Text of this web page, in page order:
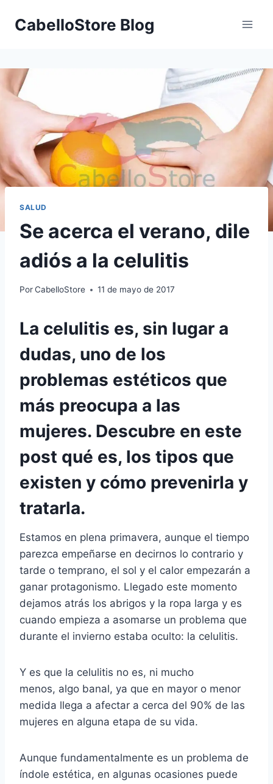
CabelloStore Blog
SALUD
Se acerca el verano, dile
adiós a la celulitis
PorCabelloStore 11 de mayo de 2017
La celulitis es, sin lugar a
dudas, uno de los
problemas estéticos que
más preocupa a las
mujeres. Descubre en este
post qué es, los tipos que
existen y cómo prevenirla y
tratarla.
Estamos en plena primavera, aunque el tiempo
parezca empeñarse en decirnos lo contrario y
tarde o temprano, el sol y el calor empezarán a
ganar protagonismo. Llegado este momento
dejamos atrás los abrigos y la ropa larga y es
cuando empieza a asomarse un problema que
durante el invierno estaba oculto: la celulitis.
Y es que la celulitis no es, ni mucho
menos, algo banal, ya que en mayor o menor
medida llega a afectar a cerca del 90% de las
mujeres en alguna etapa de su vida.
Aunque fundamentalmente es un problema de
índole estética, en algunas ocasiones puede